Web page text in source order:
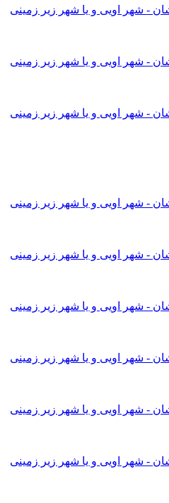
- شهر اویی و یا شهر زیر زمینی
- شهر اویی و یا شهر زیر زمینی
- شهر اویی و یا شهر زیر زمینی
- شهر اویی و یا شهر زیر زمینی
- شهر اویی و یا شهر زیر زمینی
- شهر اویی و یا شهر زیر زمینی
- شهر اویی و یا شهر زیر زمینی
- شهر اویی و یا شهر زیر زمینی
- شهر اویی و یا شهر زیر زمینی